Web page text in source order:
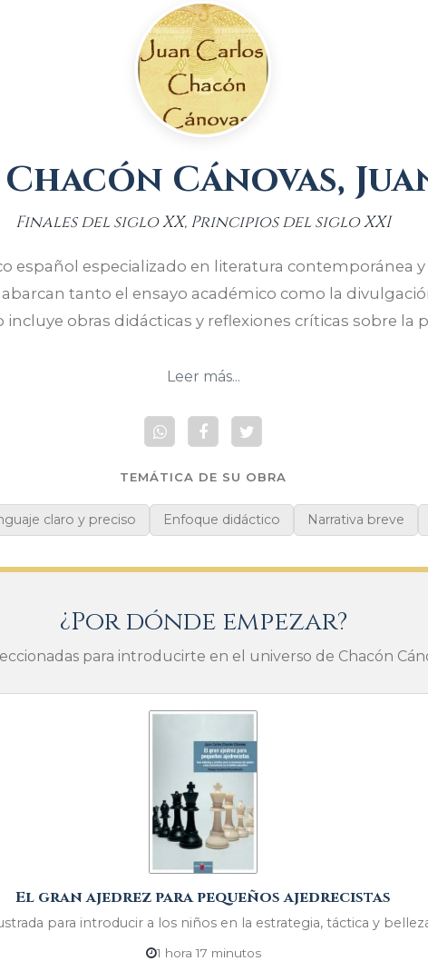
Cánovas,
Finales del siglo XX, Principios del siglo XXI
español especializado en literatura contemporánea y
tanto el ensayo académico como la
incluye obras didácticas y reflexiones críticas sobre la
Leer más...
TEMÁTICA DE SU OBRA
claro y preciso Enfoque didáctico Narrativa breve
¿Por dónde empezar?
para introducirte en el universo de Chacón
El gran ajedrez para pequeños ajedrecistas
para introducir a los niños en la estrategia, táctica y
1 hora 17 minutos